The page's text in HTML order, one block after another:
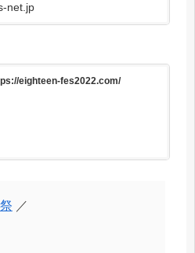
net.jp
eighteen-fes2022.com/
／